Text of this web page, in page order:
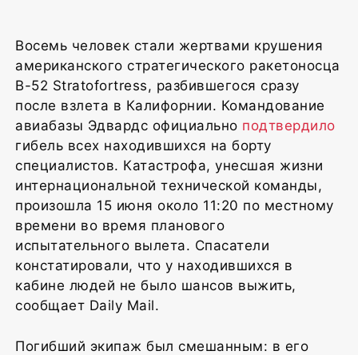
Восемь человек стали жертвами крушения
американского стратегического ракетоносца
B-52 Stratofortress, разбившегося сразу
после взлета в Калифорнии. Командование
авиабазы Эдвардс официально подтвердило
гибель всех находившихся на борту
специалистов. Катастрофа, унесшая жизни
интернациональной технической команды,
произошла 15 июня около 11:20 по местному
времени во время планового
испытательного вылета. Спасатели
констатировали, что у находившихся в
кабине людей не было шансов выжить,
сообщает Daily Mail.
Погибший экипаж был смешанным: в его